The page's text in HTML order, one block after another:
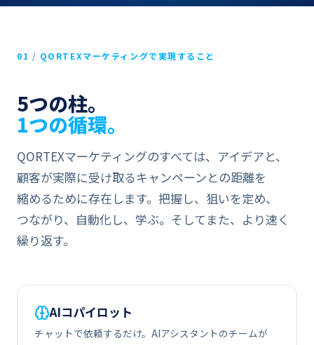
01 / QORTEXマーケティングで​​実現する​​こと
5つの柱。
1つの​​循環。
QORTEXマーケティングの​​すべては、​​アイデアと、​​
顧客が​​実際に​​受け取る​​キャンペーンとの​​距離を​​
縮める​​ために​​存在します。​​把握し、​​狙いを​​定め、​​
つながり、​​自動化し、​​学ぶ。​​そして​​また、​​より​​速く​​
繰り返す。
AIコパイロット
チャットで​​依頼するだけ。​​AIアシスタントの​​チームが​​